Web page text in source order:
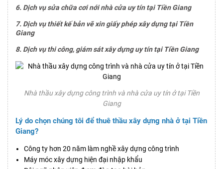
6. Dịch vụ sửa chữa cơi nới nhà cửa uy tín tại Tiền Giang
7. Dịch vụ thiết kế bản vẽ xin giấy phép xây dựng tại Tiền
Giang
8. Dịch vụ thi công, giám sát xây dựng uy tín tại Tiền Giang
Nhà thầu xây dựng công trình và nhà cửa uy tín ở tại Tiền
Giang
Lý do chọn chúng tôi để thuê thầu xây dựng nhà ở tại Tiền
Giang?
Công ty hơn 20 năm làm nghề xây dựng công trình
Máy móc xây dựng hiện đại nhập khẩu